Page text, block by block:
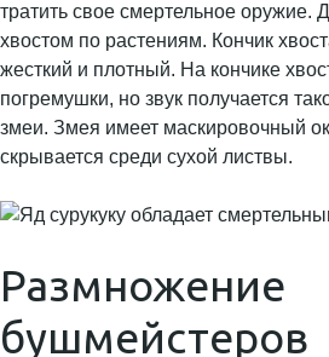
тратить свое смертельное оружие.
хвостом по растениям. Кончик
жесткий и плотный. На кончике
погремушки, но звук получается
змеи. Змея имеет маскировочный
скрывается среди сухой листвы.
Размножение
бушмейстеров